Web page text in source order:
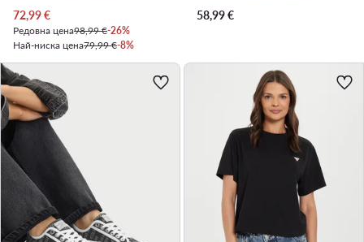
Актуална цена
72,99€
Редовна цена98,99 €-26%
Най-ниска цена79,99 €-8%
58,99€